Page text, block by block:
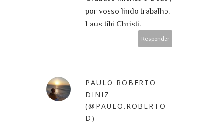
por vosso lindo trabalho.
Laus tibi Christi.
Responder
PAULO ROBERTO
DINIZ
(@PAULO.ROBERTO
D)